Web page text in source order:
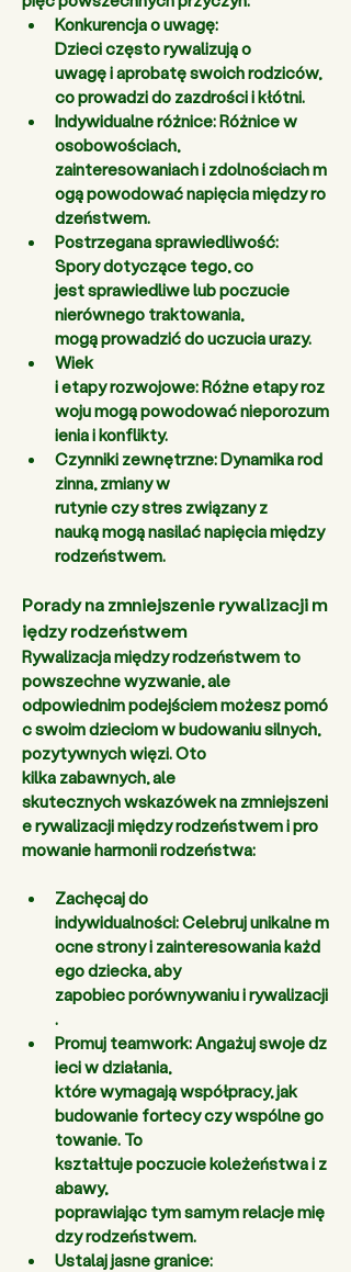
Konkurencja o uwagę:
Dzieci często rywalizują o
uwagę i aprobatę swoich rodziców,
co prowadzi do zazdrości i kłótni.
Indywidualne różnice: Różnice w
osobowościach,
zainteresowaniach i zdolnościach m
ogą powodować napięcia między ro
dzeństwem.
Postrzegana sprawiedliwość:
Spory dotyczące tego, co
jest sprawiedliwe lub poczucie
nierównego traktowania,
mogą prowadzić do uczucia urazy.
Wiek
i etapy rozwojowe: Różne etapy roz
woju mogą powodować nieporozum
ienia i konflikty.
Czynniki zewnętrzne: Dynamika rod
zinna, zmiany w
rutynie czy stres związany z
nauką mogą nasilać napięcia między
rodzeństwem.
Porady na zmniejszenie rywalizacji m
iędzy rodzeństwem
Rywalizacja między rodzeństwem to
powszechne wyzwanie, ale
odpowiednim podejściem możesz pomó
c swoim dzieciom w budowaniu silnych,
pozytywnych więzi. Oto
kilka zabawnych, ale
skutecznych wskazówek na zmniejszeni
e rywalizacji między rodzeństwem i pro
mowanie harmonii rodzeństwa:
Zachęcaj do
indywidualności: Celebruj unikalne m
ocne strony i zainteresowania każd
ego dziecka, aby
zapobiec porównywaniu i rywalizacji
.
Promuj teamwork: Angażuj swoje dz
ieci w działania,
które wymagają współpracy, jak
budowanie fortecy czy wspólne go
towanie. To
kształtuje poczucie koleżeństwa i z
abawy,
poprawiając tym samym relacje mię
dzy rodzeństwem.
Ustalaj jasne granice: